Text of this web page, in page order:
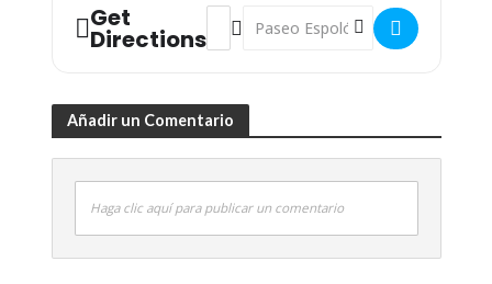
Get
Directions
Address - Jornada: 'Diálogo como
Destination Address - Jornada:
Añadir un Comentario
Haga clic aquí para publicar un comentario